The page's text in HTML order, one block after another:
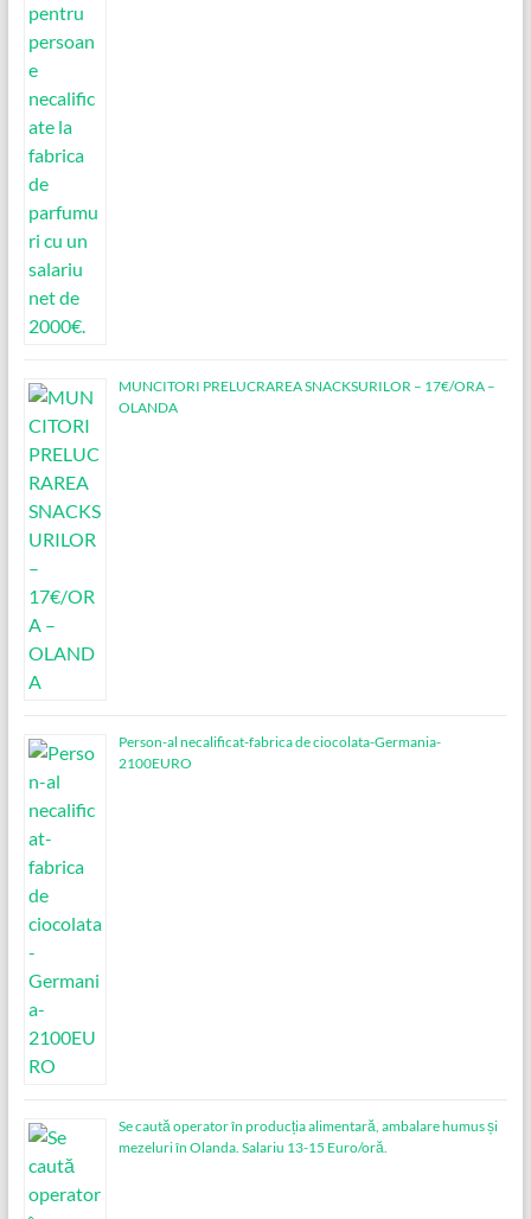
MUNCITORI PRELUCRAREA SNACKSURILOR – 17€/ORA –
OLANDA
Person-al necalificat-fabrica de ciocolata-Germania-
2100EURO
Se caută operator în producția alimentară, ambalare humus și
mezeluri în Olanda. Salariu 13-15 Euro/oră.